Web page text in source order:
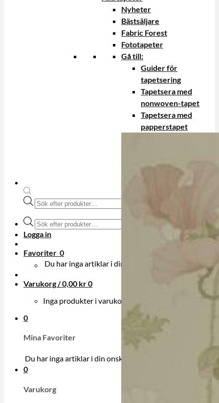
Produktsökning
Produktsökning
Logga in
Favoriter 0
Du har inga artiklar i din onskelista.
Varukorg /0,00 kr0
Inga produkter i varukorgen.
0
Mina Favoriter
Du har inga artiklar i din onskelista.
0
Varukorg
Nyheter
Bästsäljare
Fabric Forest
Fototapeter
Gå till:
Guider för
tapetsering
Tapetsera med
nonwoven-tapet
Tapetsera med
papperstapet